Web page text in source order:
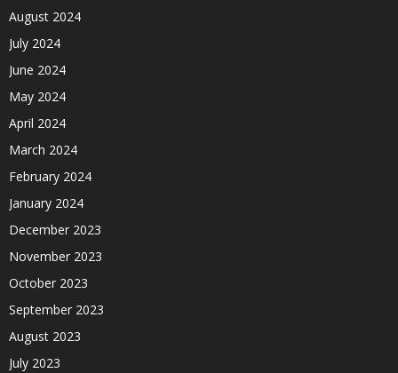
August 2024
July 2024
June 2024
May 2024
April 2024
March 2024
February 2024
January 2024
December 2023
November 2023
October 2023
September 2023
August 2023
July 2023